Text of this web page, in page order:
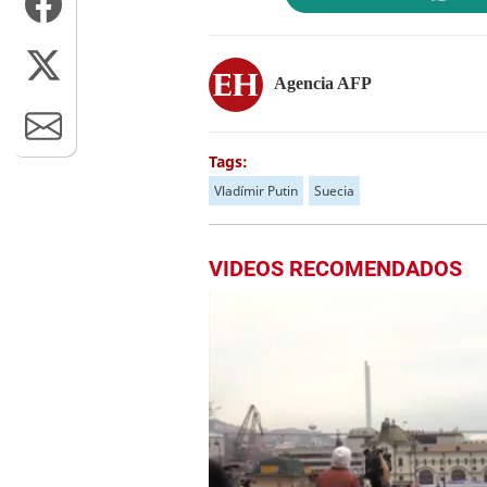
Agencia AFP
Tags:
Vladímir Putin Suecia
VIDEOS RECOMENDADOS